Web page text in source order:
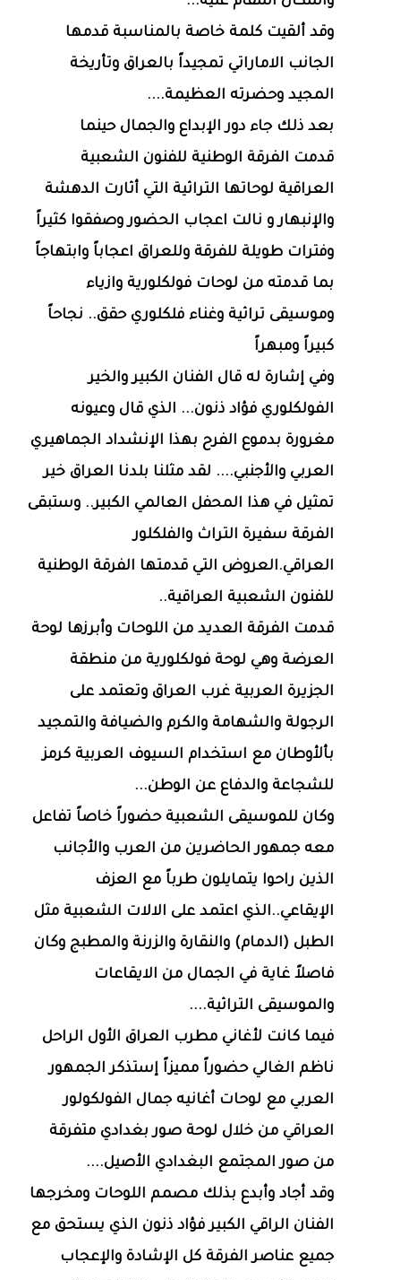
وقد ألقيت كلمة خاصة بالمناسبة قدمها
الجانب الاماراتي تمجيداً بالعراق وتأريخة
المجيد وحضرته العظيمة....
بعد ذلك جاء دور الإبداع والجمال حينما
قدمت الفرقة الوطنية للفنون الشعبية
العراقية لوحاتها التراثية التي أثارت الدهشة
والإنبهار و نالت اعجاب الحضور وصفقوا كثيراً
وفترات طويلة للفرقة وللعراق اعجاباً وابتهاجاً
بما قدمته من لوحات فولكلورية وازياء
وموسيقى تراثية وغناء فلكلوري حقق.. نجاحاً
كبيراً ومبهراً
وفي إشارة له قال الفنان الكبير والخير
الفولكلوري فؤاد ذنون... الذي قال وعيونه
مغرورة بدموع الفرح بهذا الإنشداد الجماهيري
العربي والأجنبي.... لقد مثلنا بلدنا العراق خير
تمثيل في هذا المحفل العالمي الكبير.. وستبقى
الفرقة سفيرة التراث والفلكلور
العراقي.العروض التي قدمتها الفرقة الوطنية
للفنون الشعبية العراقية..
قدمت الفرقة العديد من اللوحات وأبرزها لوحة
العرضة وهي لوحة فولكلورية من منطقة
الجزيرة العربية غرب العراق وتعتمد على
الرجولة والشهامة والكرم والضيافة والتمجيد
بألأوطان مع استخدام السيوف العربية كرمز
للشجاعة والدفاع عن الوطن...
وكان للموسيقى الشعبية حضوراً خاصاً تفاعل
معه جمهور الحاضرين من العرب والأجانب
الذين راحوا يتمايلون طرباً مع العزف
الإيقاعي..الذي اعتمد على الالات الشعبية مثل
الطبل (الدمام) والنقارة والزرنة والمطبج وكان
فاصلاً غاية في الجمال من الايقاعات
والموسيقى التراثية....
فيما كانت لأغاني مطرب العراق الأول الراحل
ناظم الغالي حضوراً مميزاً إستذكر الجمهور
العربي مع لوحات أغانيه جمال الفولكولور
العراقي من خلال لوحة صور بغدادي متفرقة
من صور المجتمع البغدادي الأصيل....
وقد أجاد وأبدع بذلك مصمم اللوحات ومخرجها
الفنان الراقي الكبير فؤاد ذنون الذي يستحق مع
جميع عناصر الفرقة كل الإشادة والإعجاب